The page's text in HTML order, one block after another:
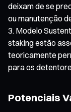
deixam de se
ou manutenção
Modelo
staking estão
teoricamente
para os
Potenciais